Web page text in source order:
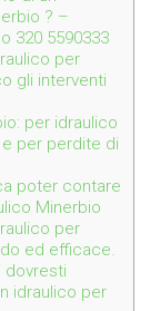
? –
320 5590333
per
gli interventi
per idraulico
per perdite di
poter contare
Minerbio
per
ed efficace.
dovresti
idraulico per